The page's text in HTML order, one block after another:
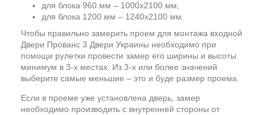
для блока 960 мм – 1000х2100 мм;
для блока 1200 мм – 1240х2100 мм.
Чтобы правильно замерить проем для монтажа входной
Двери Прованс 3 Двери Украины необходимо при
помощи рулетки провести замер его ширины и высоты
минимум в 3-х местах. Из 3-х или более значений
выберите самые меньшие – это и буде размер проема.
Если в проеме уже установлена дверь, замер
необходимо производить с внутренней стороны от